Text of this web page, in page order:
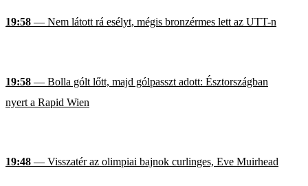
19:58 — Nem látott rá esélyt, mégis bronzérmes lett az UTT-n
19:58 — Bolla gólt lőtt, majd gólpasszt adott: Észtországban
nyert a Rapid Wien
19:48 — Visszatér az olimpiai bajnok curlinges, Eve Muirhead